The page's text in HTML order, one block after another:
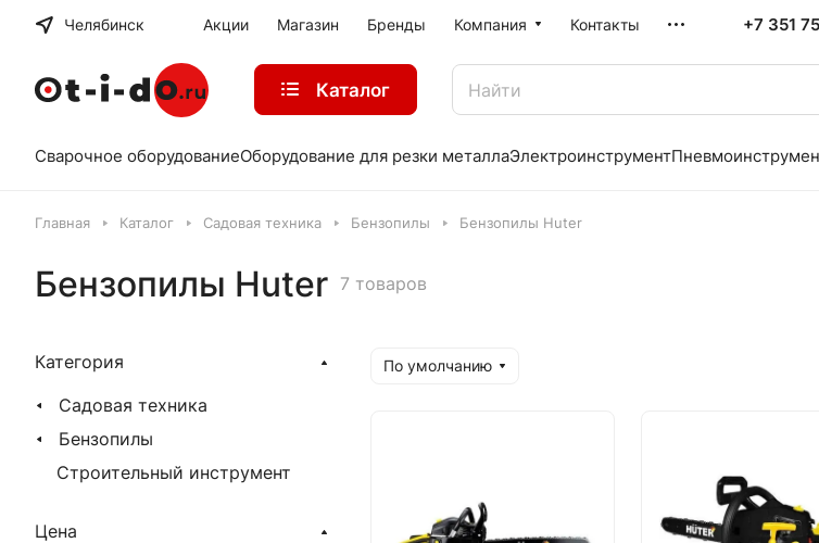
Челябинск Акции Магазин Бренды Компания Контакты +7 351
Каталог
Сварочное оборудованиеОборудование для резки металлаЭлектроинструмент
Главная Каталог Садовая техника Бензопилы Бензопилы Huter
Бензопилы Huter 7 товаров
По умолчанию
Категория
Садовая техника
Бензопилы
Строительный инструмент
Цена